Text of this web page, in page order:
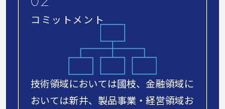
コミットメント
技術領域においては國枝、金融領域に
おいては新井、製品事業・経営領域お